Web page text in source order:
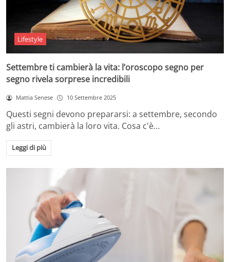
Lifestyle
Settembre ti cambierà la vita: l’oroscopo segno per
segno rivela sorprese incredibili
Mattia Senese 10 Settembre 2025
Questi segni devono prepararsi: a settembre, secondo
gli astri, cambierà la loro vita. Cosa c'è…
Leggi di più